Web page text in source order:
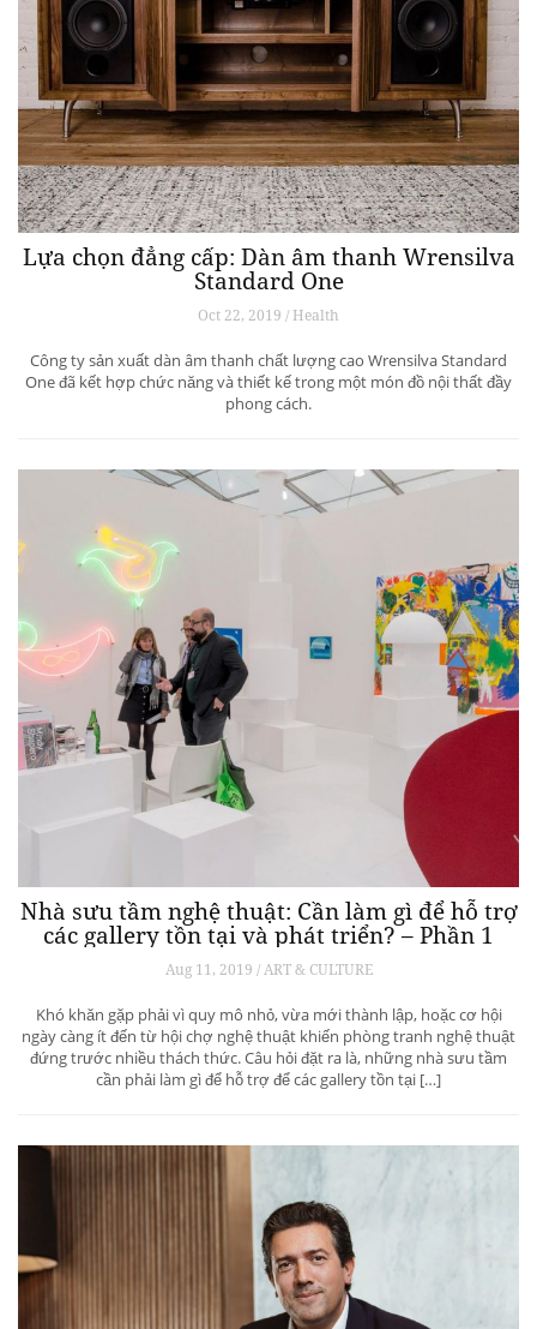
Lựa chọn đẳng cấp: Dàn âm thanh Wrensilva
Standard One
Oct 22, 2019 / Health
Công ty sản xuất dàn âm thanh chất lượng cao Wrensilva Standard
One đã kết hợp chức năng và thiết kế trong một món đồ nội thất đầy
phong cách.
Nhà sưu tầm nghệ thuật: Cần làm gì để hỗ trợ
các gallery tồn tại và phát triển? – Phần 1
Aug 11, 2019 / ART & CULTURE
Khó khăn gặp phải vì quy mô nhỏ, vừa mới thành lập, hoặc cơ hội
ngày càng ít đến từ hội chợ nghệ thuật khiến phòng tranh nghệ thuật
đứng trước nhiều thách thức. Câu hỏi đặt ra là, những nhà sưu tầm
cần phải làm gì để hỗ trợ để các gallery tồn tại […]